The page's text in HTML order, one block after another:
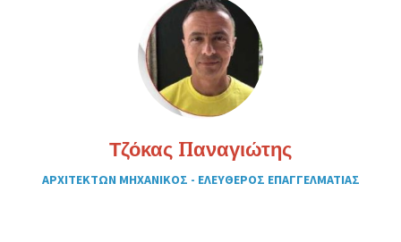
Τζόκας Παναγιώτης
ΑΡΧΙΤΕΚΤΩΝ ΜΗΧΑΝΙΚΟΣ - ΕΛΕΥΘΕΡΟΣ ΕΠΑΓΓΕΛΜΑΤΙΑΣ